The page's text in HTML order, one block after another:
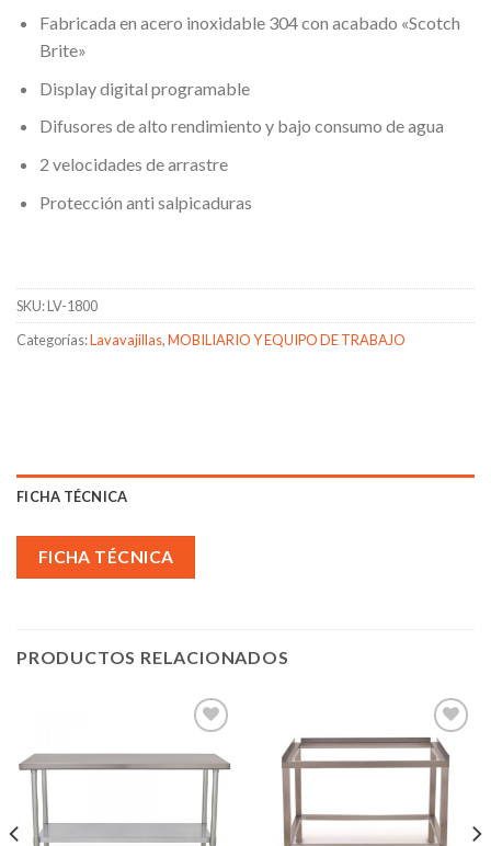
Fabricada en acero inoxidable 304 con acabado «Scotch
Brite»
Display digital programable
Difusores de alto rendimiento y bajo consumo de agua
2 velocidades de arrastre
Protección anti salpicaduras
SKU:LV-1800
Categorías:Lavavajillas,MOBILIARIO Y EQUIPO DE TRABAJO
FICHA TÉCNICA
FICHA TÉCNICA
PRODUCTOS RELACIONADOS
Añadir
a la
lista de
deseos
Añadir
a la
lista de
deseos